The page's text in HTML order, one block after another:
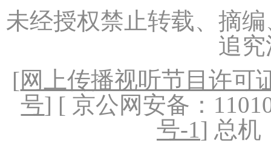
未经授权禁止转载、摘
追
[网上传播视听节目许可
号] [ 京公网安备：
号-1] 总机